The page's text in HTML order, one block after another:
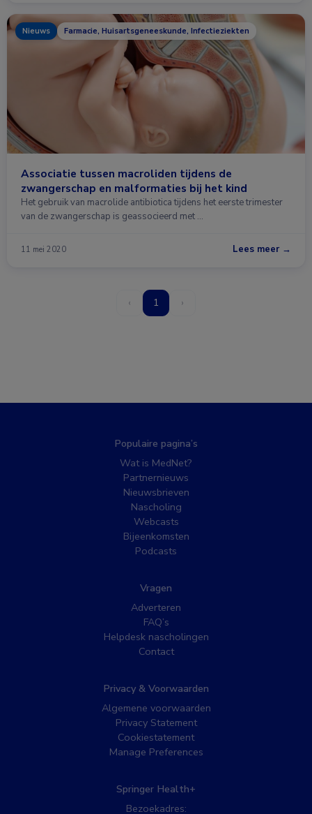
Nieuws Farmacie, Huisartsgeneeskunde, Infectieziekten
Associatie tussen macroliden tijdens de
zwangerschap en malformaties bij het kind
Het gebruik van macrolide antibiotica tijdens het eerste trimester
van de zwangerschap is geassocieerd met …
11 mei 2020 Lees meer →
‹ 1 ›
Populaire pagina’s
Wat is MedNet?
Partnernieuws
Nieuwsbrieven
Nascholing
Webcasts
Bijeenkomsten
Podcasts
Vragen
Adverteren
FAQ’s
Helpdesk nascholingen
Contact
Privacy & Voorwaarden
Algemene voorwaarden
Privacy Statement
Cookiestatement
Manage Preferences
Springer Health+
Bezoekadres: